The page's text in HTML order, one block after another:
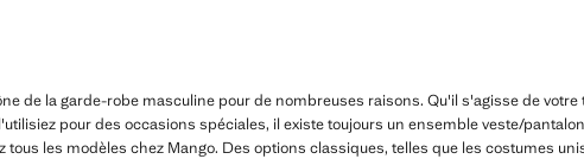
de la garde-robe masculine pour de nombreuses raisons. Qu'il s'agisse de
pour des occasions spéciales, il existe toujours un ensemble veste/
tous les modèles chez Mango. Des options classiques, telles que les costumes